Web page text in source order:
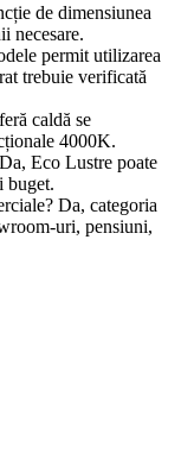
de dimensiunea
necesare.
permit utilizarea
trebuie verificată
caldă se
4000K.
Eco Lustre poate
buget.
Da, categoria
uri, pensiuni,